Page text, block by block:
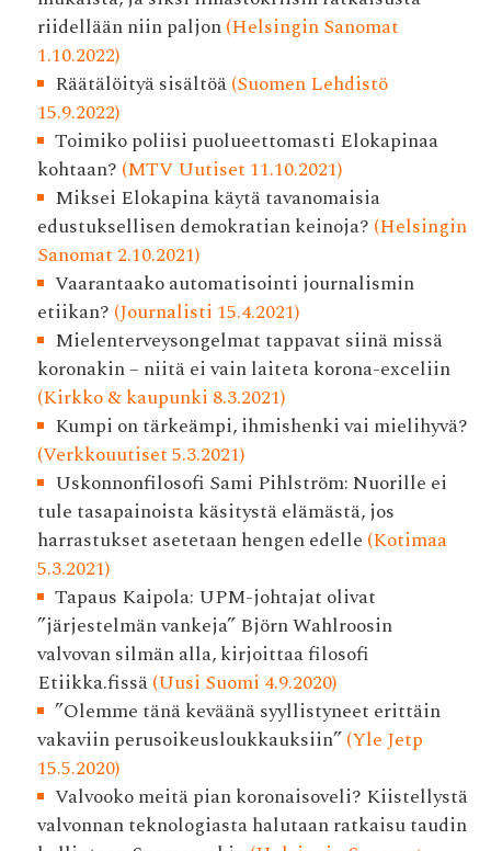
riidellään niin paljon(Helsingin Sanomat
1.10.2022)
Räätälöityä sisältöä(Suomen Lehdistö
15.9.2022)
Toimiko poliisi puolueettomasti Elokapinaa
kohtaan? (MTV Uutiset 11.10.2021)
Miksei Elokapina käytä tavanomaisia
edustuksellisen demokratian keinoja? (Helsingin
Sanomat 2.10.2021)
Vaarantaako automatisointi journalismin
etiikan? (Journalisti 15.4.2021)
Mielenterveysongelmat tappavat siinä missä
koronakin – niitä ei vain laiteta korona-exceliin
(Kirkko & kaupunki 8.3.2021)
Kumpi on tärkeämpi, ihmishenki vai mielihyvä?
(Verkkouutiset 5.3.2021)
Uskonnonfilosofi Sami Pihlström: Nuorille ei
tule tasapainoista käsitystä elämästä, jos
harrastukset asetetaan hengen edelle (Kotimaa
5.3.2021)
Tapaus Kaipola: UPM-johtajat olivat
”järjestelmän vankeja” Björn Wahlroosin
valvovan silmän alla, kirjoittaa filosofi
Etiikka.fissä(Uusi Suomi 4.9.2020)
”Olemme tänä keväänä syyllistyneet erittäin
vakaviin perusoikeusloukkauksiin”(Yle Jetp
15.5.2020)
Valvooko meitä pian korona­isoveli? Kiistellystä
valvonnan teknologiasta halutaan ratkaisu taudin